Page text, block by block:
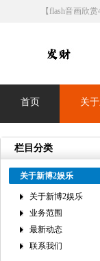
【flash音画欣
首页 关
栏目分类
关于新博2娱乐
关于新博2娱乐
业务范围
最新动态
联系我们